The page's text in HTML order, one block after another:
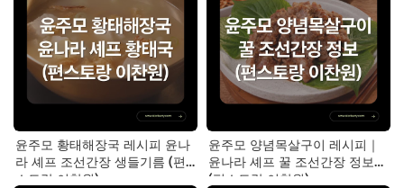
윤주모 황태해장국 레시피 윤나
라 셰프 조선간장 생들기름 (편
스토랑 이찬원)
윤주모 양념목살구이 레시피｜
윤나라 셰프 꿀 조선간장 정보
(편스토랑 이찬원)